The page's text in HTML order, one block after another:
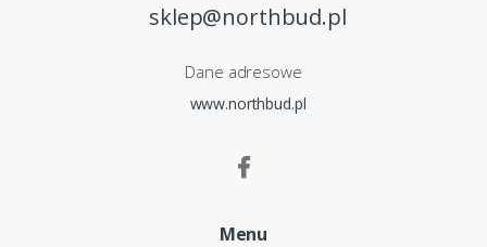
sklep@northbud.pl
Dane adresowe
www.northbud.pl
Menu